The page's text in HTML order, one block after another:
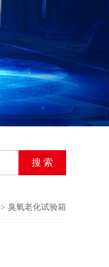
> 臭氧老化试验箱